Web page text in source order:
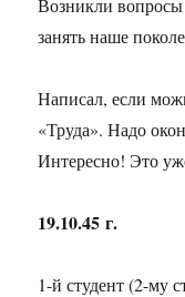
Возникли вопросы
занять наше
Написал, если
«Труда». Надо
Интересно! Это
19.10.45 г.
1-й студент(2-му